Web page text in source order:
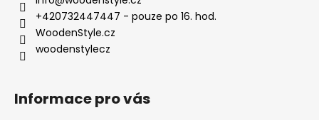
+420732447447 - pouze po 16. hod.
WoodenStyle.cz
woodenstylecz
Informace pro vás